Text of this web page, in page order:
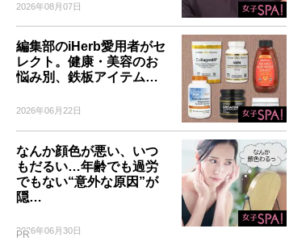
2026年08月07日
編集部のiHerb愛用者がセ
レクト。健康・美容のお
悩み別、鉄板アイテム…
2026年06月22日
なんか顔色が悪い、いつ
もだるい…年齢でも過労
でもない“意外な原因”が
隠…
2026年06月30日
PR